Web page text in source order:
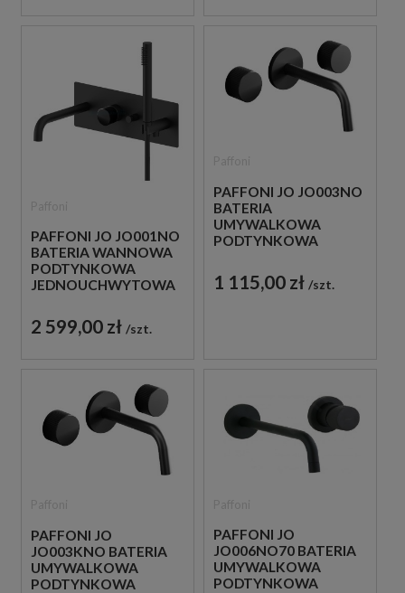
PAFFONI JO JO001NO
BATERIA WANNOWA
PODTYNKOWA
JEDNOUCHWYTOWA
2 599,00 zł szt.
PAFFONI JO JO003NO
BATERIA
UMYWALKOWA
PODTYNKOWA
CZARNA
1 115,00 zł szt.
PAFFONI JO
JO003KNO BATERIA
UMYWALKOWA
PODTYNKOWA
PAFFONI JO
JO006NO70 BATERIA
UMYWALKOWA
PODTYNKOWA